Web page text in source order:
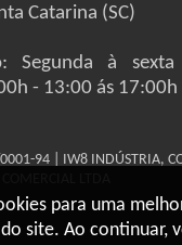
para uma
site. Ao continuar,
Catarina (SC)
Segunda à
- 13:00 ás 17:00h
94 | IW8 INDÚSTRIA,